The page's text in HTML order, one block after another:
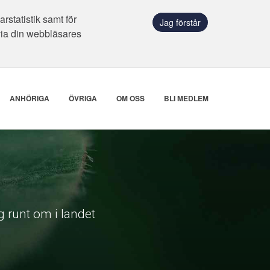
samt för
din webbläsares
Jag förstår
ANHÖRIGA ÖVRIGA OM OSS BLI MEDLEM
runt om i landet